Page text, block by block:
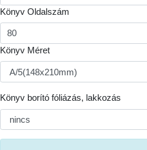
Könyv Oldalszám
Könyv Méret
Könyv borító fóliázás, lakkozás